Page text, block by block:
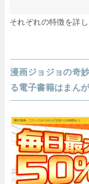
それぞれの特徴を詳
漫画ジョジョの奇
る電子書籍はまん